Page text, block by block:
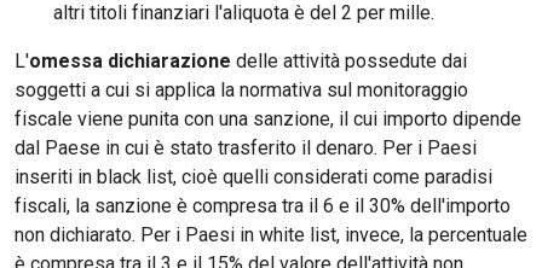
altri titoli finanziari l'aliquota è del 2 per mille.
L'omessa dichiarazione delle attività possedute dai
soggetti a cui si applica la normativa sul monitoraggio
fiscale viene punita con una sanzione, il cui importo dipende
dal Paese in cui è stato trasferito il denaro. Per i Paesi
inseriti in black list, cioè quelli considerati come paradisi
fiscali, la sanzione è compresa tra il 6 e il 30% dell'importo
non dichiarato. Per i Paesi in white list, invece, la percentuale